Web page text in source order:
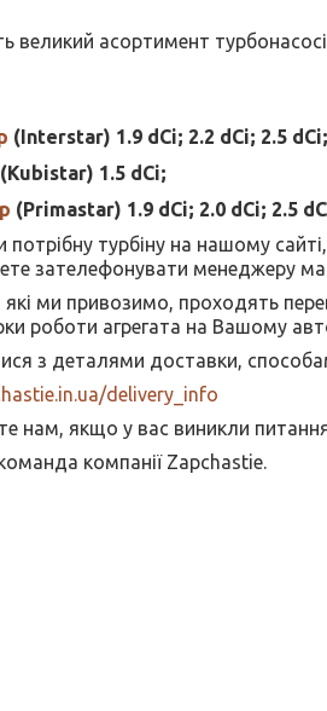
великий асортимент
(Interstar) 1.9 dCi; 2.2 dCi; 2.5
(Kubistar) 1.5 dCi;
(Primastar) 1.9 dCi; 2.0 dCi; 2.5
турбіну на нашому
зателефонувати менеджеру
які ми привозимо, проходять
роботи агрегата на Вашому
з деталями доставки,
delivery_info
нам, якщо у вас виникли
компанії Zapchastie.